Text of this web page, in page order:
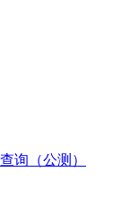
询（公测）